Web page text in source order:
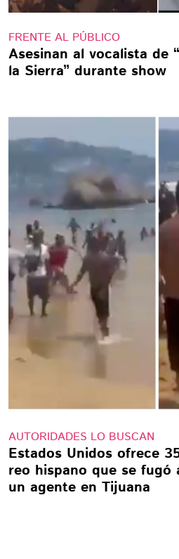
FRENTE AL PÚBLICO
Asesinan al vocalista de
la Sierra” durante show
AUTORIDADES LO BUSCAN
Estados Unidos ofrece
reo hispano que se fugó
un agente en Tijuana